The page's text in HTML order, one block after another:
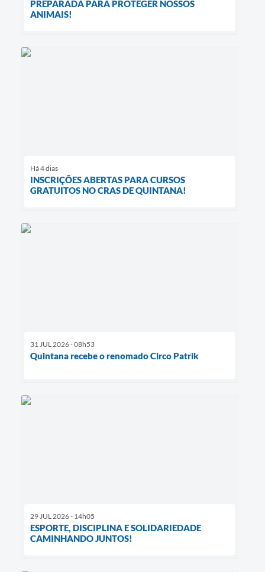
PREPARADA PARA PROTEGER NOSSOS
ANIMAIS!
Há 4 dias
INSCRIÇÕES ABERTAS PARA CURSOS
GRATUITOS NO CRAS DE QUINTANA!
31 JUL 2026 - 08h53
Quintana recebe o renomado Circo Patrik
29 JUL 2026 - 14h05
ESPORTE, DISCIPLINA E SOLIDARIEDADE
CAMINHANDO JUNTOS!